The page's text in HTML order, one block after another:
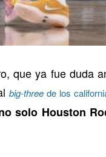
que ya fue duda
big-three de los
solo Houston